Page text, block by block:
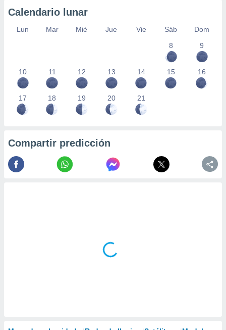
Calendario lunar
Lun Mar Mié Jue Vie Sáb
Dom
8
9
10 11 12 13 14 15 16
17 18 19 20 21
Compartir predicción